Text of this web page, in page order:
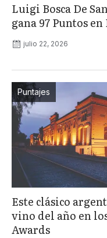
Luigi Bosca De
gana 97 Puntos
julio 22, 2026
Puntajes
Este clásico
vino del año en
Awards